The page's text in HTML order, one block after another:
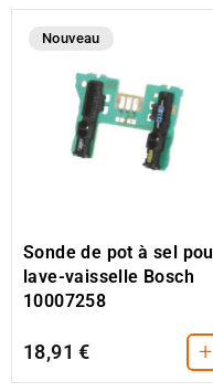
Nouveau
Sonde de pot à sel
lave-vaisselle Bosch
10007258
18,91 € +